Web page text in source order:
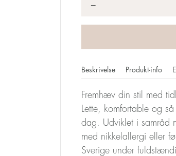
−
Beskrivelse Produkt-info
Fremhæv din stil med
Lette, komfortable og
dag. Udviklet i samråd
med nikkelallergi eller
Sverige under